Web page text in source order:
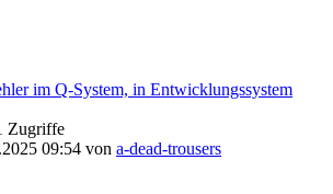
im Q-System, in Entwicklungssystem
Zugriffe
09:54 von a-dead-trousers